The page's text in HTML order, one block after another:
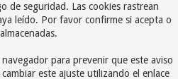
de seguridad. Las cookies rastrean
leído. Por favor confirme si acepta o
para prevenir que este aviso
este ajuste utilizando el enlace